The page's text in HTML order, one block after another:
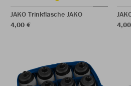
JAKO Trinkflasche JAKO
4,00 €